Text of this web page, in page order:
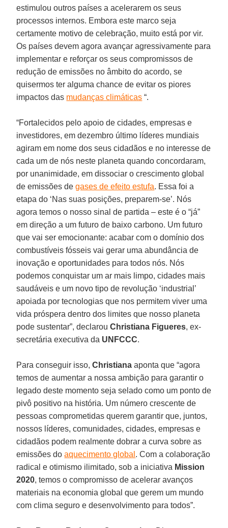
estimulou outros países a acelerarem os seus
processos internos. Embora este marco seja
certamente motivo de celebração, muito está por vir.
Os países devem agora avançar agressivamente para
implementar e reforçar os seus compromissos de
redução de emissões no âmbito do acordo, se
quisermos ter alguma chance de evitar os piores
impactos das mudanças climáticas “.
“Fortalecidos pelo apoio de cidades, empresas e
investidores, em dezembro último líderes mundiais
agiram em nome dos seus cidadãos e no interesse de
cada um de nós neste planeta quando concordaram,
por unanimidade, em dissociar o crescimento global
de emissões degases de efeito estufa. Essa foi a
etapa do ‘Nas suas posições, preparem-se’. Nós
agora temos o nosso sinal de partida – este é o “já”
em direção a um futuro de baixo carbono. Um futuro
que vai ser emocionante: acabar com o domínio dos
combustíveis fósseis vai gerar uma abundância de
inovação e oportunidades para todos nós. Nós
podemos conquistar um ar mais limpo, cidades mais
saudáveis e um novo tipo de revolução ‘industrial’
apoiada por tecnologias que nos permitem viver uma
vida próspera dentro dos limites que nosso planeta
pode sustentar”, declarouChristiana Figueres, ex-
secretária executiva da UNFCCC.
Para conseguir isso, Christiana aponta que “agora
temos de aumentar a nossa ambição para garantir o
legado deste momento seja selado como um ponto de
pivô positivo na história. Um número crescente de
pessoas comprometidas querem garantir que, juntos,
nossos líderes, comunidades, cidades, empresas e
cidadãos podem realmente dobrar a curva sobre as
emissões doaquecimento global . Com a colaboração
radical e otimismo ilimitado, sob a iniciativa Mission
2020, temos o compromisso de acelerar avanços
materiais na economia global que gerem um mundo
com clima seguro e desenvolvimento para todos”.